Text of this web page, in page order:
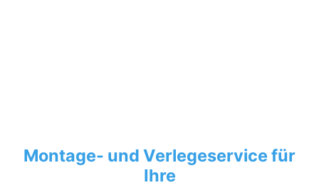
Montage- und Verlegeservice für
Ihre